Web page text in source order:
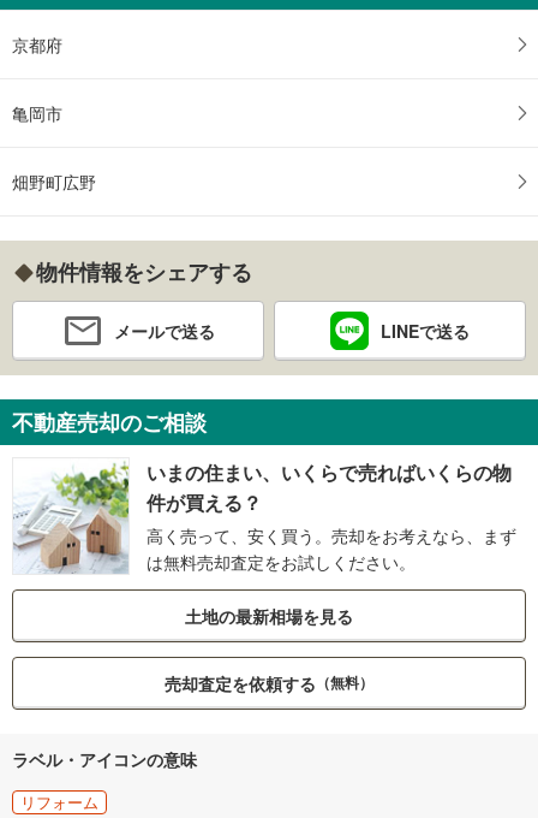
京都府
亀岡市
畑野町広野
物件情報をシェアする
メールで送る LINEで送る
不動産売却のご相談
いまの住まい、いくらで売ればいくらの物
件が買える？
高く売って、安く買う。売却をお考えなら、まず
は無料売却査定をお試しください。
土地の最新相場を見る
売却査定を依頼する （無料）
ラベル・アイコンの意味
リフォーム